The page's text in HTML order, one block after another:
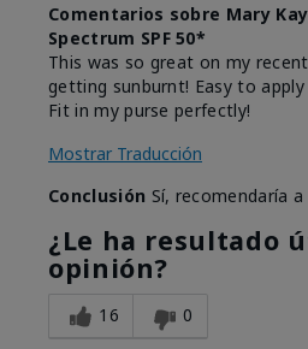
Comentarios sobre Mary
Spectrum SPF 50*
This was so great on my
getting sunburnt! Easy to
Fit in my purse perfectly!
Mostrar Traducción
Conclusión Sí, recomendaría
¿Le ha resultado
opinión?
16 0